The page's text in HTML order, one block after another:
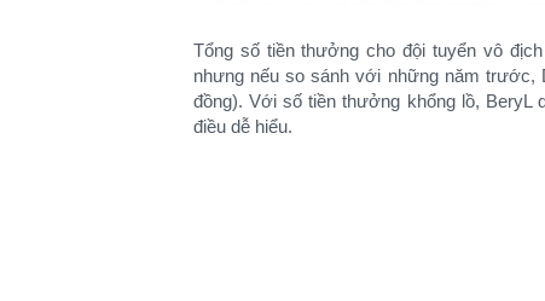
Tổng số tiền thưởng cho đội tuyển vô
nhưng nếu so sánh với những năm trước,
đồng). Với số tiền thưởng khổng lồ, BeryL
điều dễ hiểu.​